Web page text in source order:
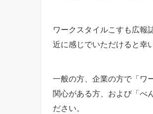
ワークスタイルこすも広報
近に感じでいただけると幸
一般の方、企業の方で「ワ
関心がある方、および「べ
ださい。